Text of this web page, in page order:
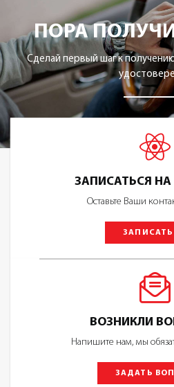
ПОРА
Сделай первый шаг к
ЗАПИСАТЬСЯ НА
Оставьте Ваши
ВОЗНИКЛИ
Напишите нам, мы
ЗАДАТЬ